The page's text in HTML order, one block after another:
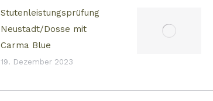
Stutenleistungsprüfung
Neustadt/Dosse mit
Carma Blue
19. Dezember 2023